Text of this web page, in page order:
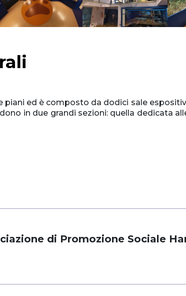
piani ed è composto da dodici sale
in due grandi sezioni: quella dedicata
di Promozione Sociale